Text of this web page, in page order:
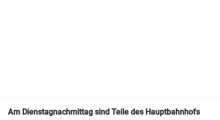
Am Dienstagnachmittag sind Teile des Hauptbahnhofs